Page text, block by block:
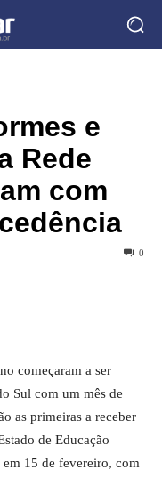
e
Rede
com
0
começaram a ser
Sul com um mês de
as primeiras a receber
de Educação
15 de fevereiro, com